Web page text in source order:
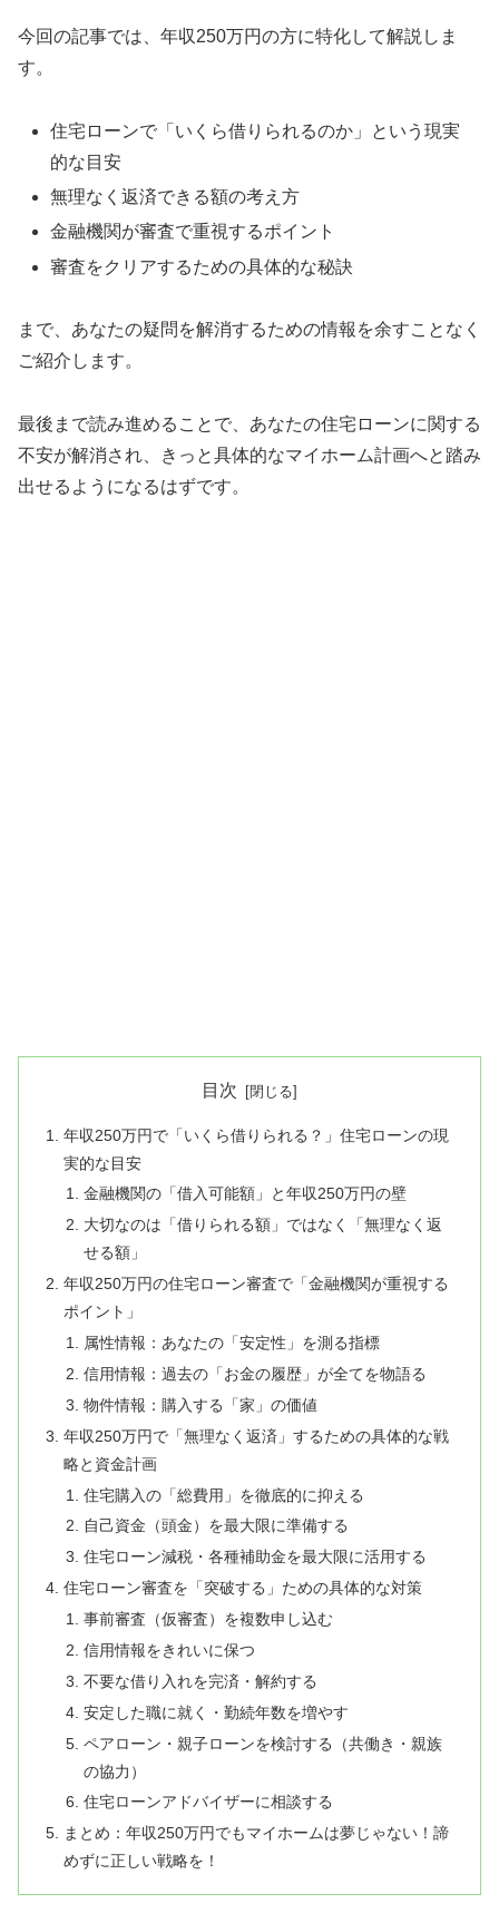
今回の記事では、年収250万円の方に特化して解説しま
す。
住宅ローンで「いくら借りられるのか」という現実
的な目安
無理なく返済できる額の考え方
金融機関が審査で重視するポイント
審査をクリアするための具体的な秘訣
まで、あなたの疑問を解消するための情報を余すことなく
ご紹介します。
最後まで読み進めることで、あなたの住宅ローンに関する
不安が解消され、きっと具体的なマイホーム計画へと踏み
出せるようになるはずです。
目次
年収250万円で「いくら借りられる？」住宅ローンの現
実的な目安
金融機関の「借入可能額」と年収250万円の壁
大切なのは「借りられる額」ではなく「無理なく返
せる額」
年収250万円の住宅ローン審査で「金融機関が重視する
ポイント」
属性情報：あなたの「安定性」を測る指標
信用情報：過去の「お金の履歴」が全てを物語る
物件情報：購入する「家」の価値
年収250万円で「無理なく返済」するための具体的な戦
略と資金計画
住宅購入の「総費用」を徹底的に抑える
自己資金（頭金）を最大限に準備する
住宅ローン減税・各種補助金を最大限に活用する
住宅ローン審査を「突破する」ための具体的な対策
事前審査（仮審査）を複数申し込む
信用情報をきれいに保つ
不要な借り入れを完済・解約する
安定した職に就く・勤続年数を増やす
ペアローン・親子ローンを検討する（共働き・親族
の協力）
住宅ローンアドバイザーに相談する
まとめ：年収250万円でもマイホームは夢じゃない！諦
めずに正しい戦略を！